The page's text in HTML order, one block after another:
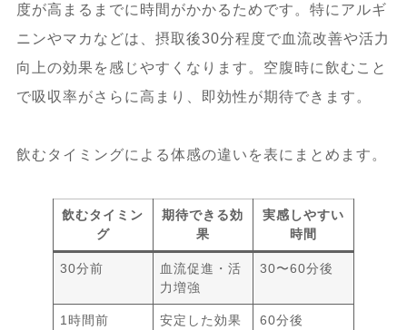
度が高まるまでに時間がかかるためです。特にアルギ
ニンやマカなどは、摂取後30分程度で血流改善や活力
向上の効果を感じやすくなります。空腹時に飲むこと
で吸収率がさらに高まり、即効性が期待できます。
飲むタイミングによる体感の違いを表にまとめます。
飲むタイミン
グ
期待できる効
果
実感しやすい
時間
30分前
血流促進・活
力増強
30〜60分後
1時間前 安定した効果 60分後